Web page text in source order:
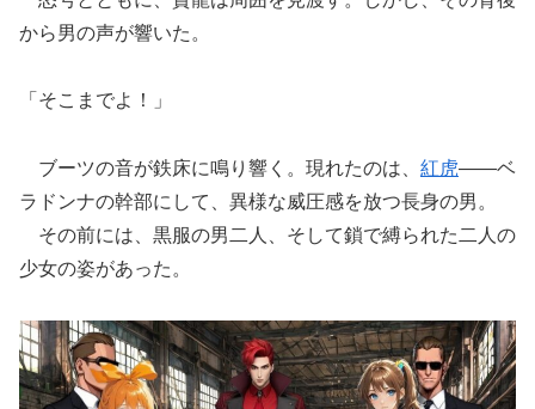
から男の声が響いた。
「そこまでよ！」
ブーツの音が鉄床に鳴り響く。現れたのは、 紅虎――ベ
ラドンナの幹部にして、異様な威圧感を放つ長身の男。
その前には、黒服の男二人、そして鎖で縛られた二人の
少女の姿があった。